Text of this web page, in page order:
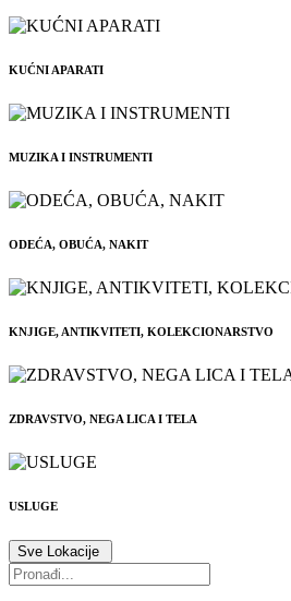
KUĆNI APARATI
MUZIKA I INSTRUMENTI
ODEĆA, OBUĆA, NAKIT
KNJIGE, ANTIKVITETI, KOLEKCIONARSTVO
ZDRAVSTVO, NEGA LICA I TELA
USLUGE
Sve Lokacije